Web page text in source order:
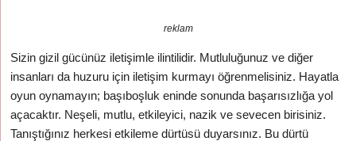
reklam
Sizin gizil gücünüz iletişimle ilintilidir. Mutluluğunuz ve diğer
insanları da huzuru için iletişim kurmayı öğrenmelisiniz. Hayatla
oyun oynamayın; başıboşluk eninde sonunda başarısızlığa yol
açacaktır. Neşeli, mutlu, etkileyici, nazik ve sevecen birisiniz.
Tanıştığınız herkesi etkileme dürtüsü duyarsınız. Bu dürtü